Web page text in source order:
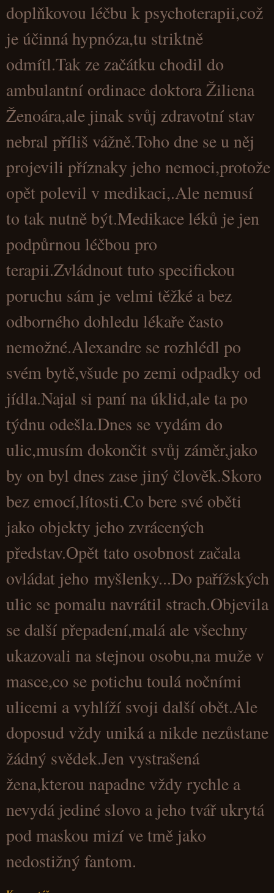
doplňkovou léčbu k psychoterapii,což
je účinná hypnóza,tu striktně
odmítl.Tak ze začátku chodil do
ambulantní ordinace doktora Žiliena
Ženoára,ale jinak svůj zdravotní stav
nebral příliš vážně.Toho dne se u něj
projevili příznaky jeho nemoci,protože
opět polevil v medikaci,.Ale nemusí
to tak nutně být.Medikace léků je jen
podpůrnou léčbou pro
terapii.Zvládnout tuto specifickou
poruchu sám je velmi těžké a bez
odborného dohledu lékaře často
nemožné.Alexandre se rozhlédl po
svém bytě,všude po zemi odpadky od
jídla.Najal si paní na úklid,ale ta po
týdnu odešla.Dnes se vydám do
ulic,musím dokončit svůj záměr,jako
by on byl dnes zase jiný člověk.Skoro
bez emocí,lítosti.Co bere své oběti
jako objekty jeho zvrácených
představ.Opět tato osobnost začala
ovládat jeho myšlenky...Do pařížských
ulic se pomalu navrátil strach.Objevila
se další přepadení,malá ale všechny
ukazovali na stejnou osobu,na muže v
masce,co se potichu toulá nočními
ulicemi a vyhlíží svoji další obět.Ale
doposud vždy uniká a nikde nezůstane
žádný svědek.Jen vystrašená
žena,kterou napadne vždy rychle a
nevydá jediné slovo a jeho tvář ukrytá
pod maskou mizí ve tmě jako
nedostižný fantom.